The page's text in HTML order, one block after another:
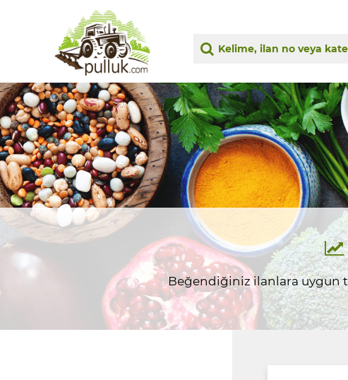
Beğendiğiniz ilanlara uygun